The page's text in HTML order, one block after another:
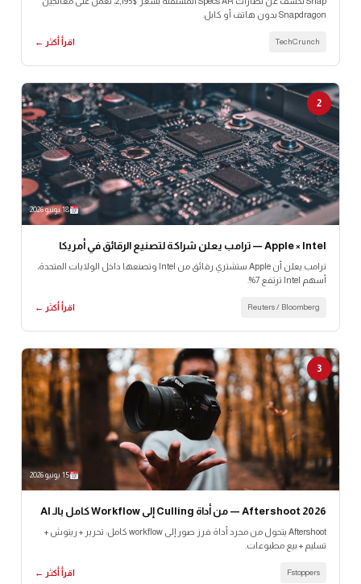
Snapdragon بدون هاتف أو كابل.
TechCrunch اقرأ أكثر ←
2
18 يونيو 2026
Apple × Intel — ترامب يعلن شراكة لتصنيع الرقائق في أمريكا
ترامب يعلن أن Apple ستشتري رقائق من Intel وتصنعها داخل الولايات المتحدة،
أسهم Intel ترتفع 7%.
Reuters / Bloomberg اقرأ أكثر ←
3
15 يونيو 2026
Aftershoot 2026 — من أداة Culling إلى Workflow كامل بالـ AI
Aftershoot يتحول من مجرد أداة فرز صور إلى workflow كامل: تحرير + ريتوش +
تسليم + بيع مطبوعات.
Fstoppers اقرأ أكثر ←